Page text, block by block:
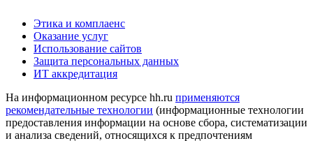
Этика и комплаенс
Оказание услуг
Использование сайтов
Защита персональных данных
ИТ аккредитация
На информационном ресурсе hh.ru применяются
рекомендательные технологии (информационные технологии
предоставления информации на основе сбора, систематизации
и анализа сведений, относящихся к предпочтениям